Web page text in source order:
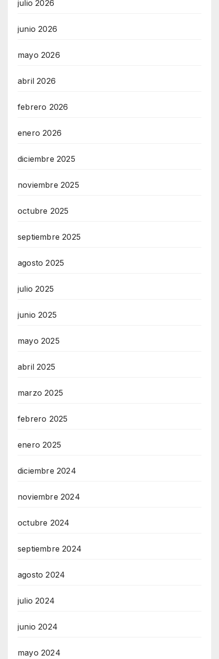
julio 2026
junio 2026
mayo 2026
abril 2026
febrero 2026
enero 2026
diciembre 2025
noviembre 2025
octubre 2025
septiembre 2025
agosto 2025
julio 2025
junio 2025
mayo 2025
abril 2025
marzo 2025
febrero 2025
enero 2025
diciembre 2024
noviembre 2024
octubre 2024
septiembre 2024
agosto 2024
julio 2024
junio 2024
mayo 2024